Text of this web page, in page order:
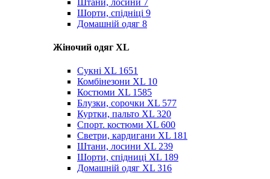
Шорти, спідніці 9
Домашній одяг 8
Жіночий одяг XL
Cукні XL 1651
Комбінезони XL 10
Костюми XL 1585
Блузки, сорочки XL 577
Куртки, пальто XL 320
Спорт. костюми XL 600
Светри, кардигани XL 181
Штани, лосини XL 239
Шорти, спідниці XL 189
Домашній одяг XL 316